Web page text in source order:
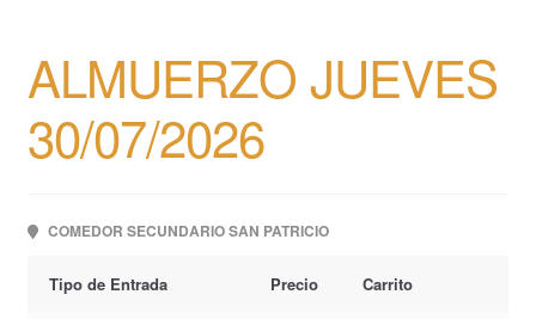
ALMUERZO JUEVES
30/07/2026
COMEDOR SECUNDARIO SAN PATRICIO
Tipo de Entrada Precio Carrito